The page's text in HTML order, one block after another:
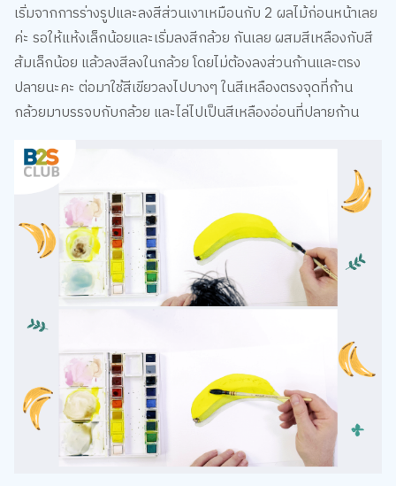
เริ่มจากการร่างรูปและลงสีส่วนเงาเหมือนกับ 2 ผลไม้ก่อนหน้าเลย
ค่ะ รอให้แห้งเล็กน้อยและเริ่มลงสีกล้วย กันเลย ผสมสีเหลืองกับสี
ส้มเล็กน้อย แล้วลงสีลงในกล้วย โดยไม่ต้องลงส่วนก้านและตรง
ปลายนะคะ ต่อมาใช้สีเขียวลงไปบางๆ ในสีเหลืองตรงจุดที่ก้าน
กล้วยมาบรรจบกับกล้วย และไล่ไปเป็นสีเหลืองอ่อนที่ปลายก้าน